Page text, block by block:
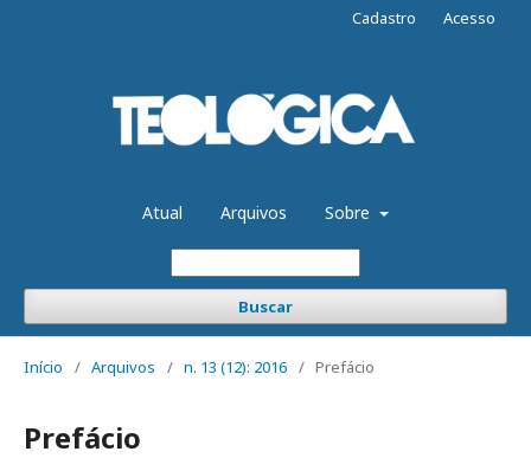
Atual Arquivos Sobre
Buscar
Cadastro Acesso
Início / Arquivos / n. 13 (12): 2016 / Prefácio
Prefácio